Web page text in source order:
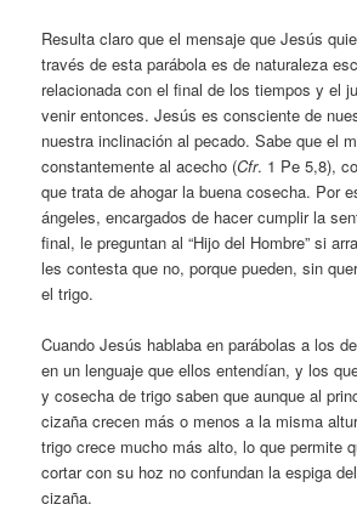
Resulta claro que el mensaje que Jesús
través de esta parábola es de naturaleza
relacionada con el final de los tiempos y el
venir entonces. Jesús es consciente de
nuestra inclinación al pecado. Sabe que el
constantemente al acecho (Cfr. 1 Pe 5,8),
que trata de ahogar la buena cosecha. Por
ángeles, encargados de hacer cumplir la
final, le preguntan al “Hijo del Hombre” si
les contesta que no, porque pueden, sin
el trigo.
Cuando Jesús hablaba en parábolas a los
en un lenguaje que ellos entendían, y los
y cosecha de trigo saben que aunque al
cizaña crecen más o menos a la misma
trigo crece mucho más alto, lo que permite
cortar con su hoz no confundan la espiga
cizaña.